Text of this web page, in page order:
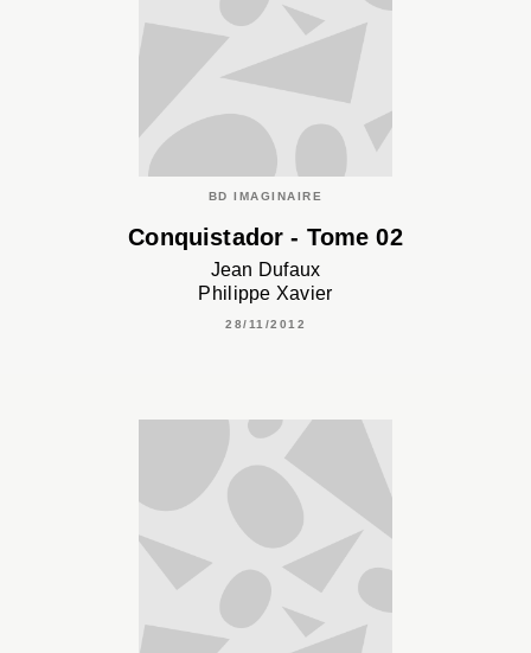
BD IMAGINAIRE
Conquistador - Tome 02
Jean Dufaux
Philippe Xavier
28/11/2012